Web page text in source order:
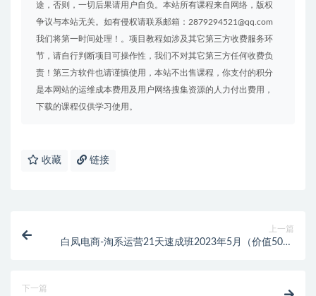
途，否则，一切后果请用户自负。本站所有课程来自网络，版权
争议与本站无关。如有侵权请联系邮箱：2879294521@qq.com
我们将第一时间处理！。项目教程如涉及其它第三方收费服务环
节，请自行判断项目可操作性，我们不对其它第三方任何收费负
责！第三方软件也请谨慎使用，本站不出售课程，你支付的积分
是本网站的运维成本费用及用户网络搜集资源的人力付出费用，
下载的课程仅供学习使用。
收藏 链接
上一篇
白凤电商-淘系运营21天速成班2023年5月（价值5000
下一篇